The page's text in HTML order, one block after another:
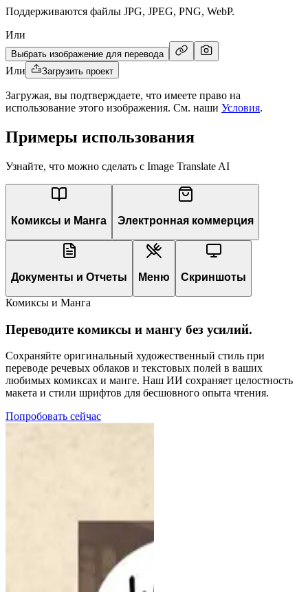
Поддерживаются файлы JPG, JPEG, PNG, WebP.
Или
Выбрать изображение для перевода
Или Загрузить проект
Загружая, вы подтверждаете, что имеете право на
использование этого изображения. См. наши Условия.
Примеры использования
Узнайте, что можно сделать с Image Translate AI
Комиксы и Манга Электронная коммерция
Документы и Отчеты Меню Скриншоты
Комиксы и Манга
Переводите комиксы и мангу без усилий.
Сохраняйте оригинальный художественный стиль при
переводе речевых облаков и текстовых полей в ваших
любимых комиксах и манге. Наш ИИ сохраняет целостность
макета и стили шрифтов для бесшовного опыта чтения.
Попробовать сейчас